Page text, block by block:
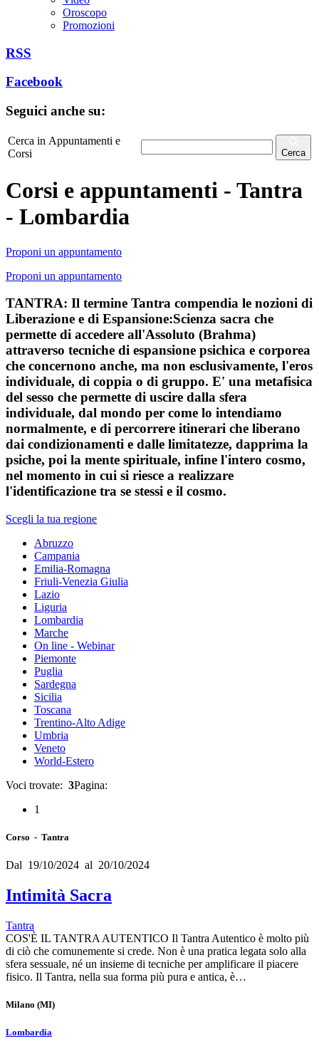
Oroscopo
Promozioni
RSS
Facebook
Seguici anche su:
Cerca in Appuntamenti e
Corsi
Cerca
Corsi e appuntamenti - Tantra
- Lombardia
Proponi un appuntamento
Proponi un appuntamento
TANTRA: Il termine Tantra compendia le nozioni di
Liberazione e di Espansione:Scienza sacra che
permette di accedere all'Assoluto (Brahma)
attraverso tecniche di espansione psichica e corporea
che concernono anche, ma non esclusivamente, l'eros
individuale, di coppia o di gruppo. E' una metafisica
del sesso che permette di uscire dalla sfera
individuale, dal mondo per come lo intendiamo
normalmente, e di percorrere itinerari che liberano
dai condizionamenti e dalle limitatezze, dapprima la
psiche, poi la mente spirituale, infine l'intero cosmo,
nel momento in cui si riesce a realizzare
l'identificazione tra se stessi e il cosmo.
Scegli la tua regione
Abruzzo
Campania
Emilia-Romagna
Friuli-Venezia Giulia
Lazio
Liguria
Lombardia
Marche
On line - Webinar
Piemonte
Puglia
Sardegna
Sicilia
Toscana
Trentino-Alto Adige
Umbria
Veneto
World-Estero
Voci trovate: 3Pagina:
1
Corso - Tantra
Dal 19/10/2024 al 20/10/2024
Intimità Sacra
Tantra
COS'È IL TANTRA AUTENTICO Il Tantra Autentico è molto più
di ciò che comunemente si crede. Non è una pratica legata solo alla
sfera sessuale, né un insieme di tecniche per amplificare il piacere
fisico. Il Tantra, nella sua forma più pura e antica, è…
Milano (MI)
Lombardia